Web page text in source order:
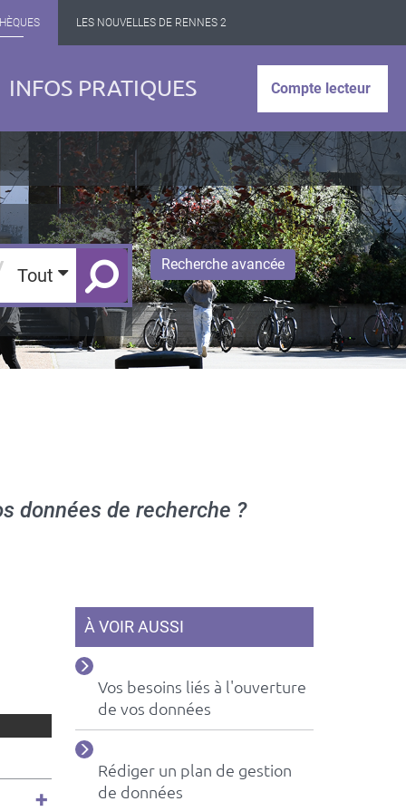
LES NOUVELLES DE RENNES 2
INFOS PRATIQUES Compte lecteur
Tout
Recherche avancée
données de recherche ?
À VOIR AUSSI
Vos besoins liés à l'ouverture
de vos données
Rédiger un plan de gestion
de données